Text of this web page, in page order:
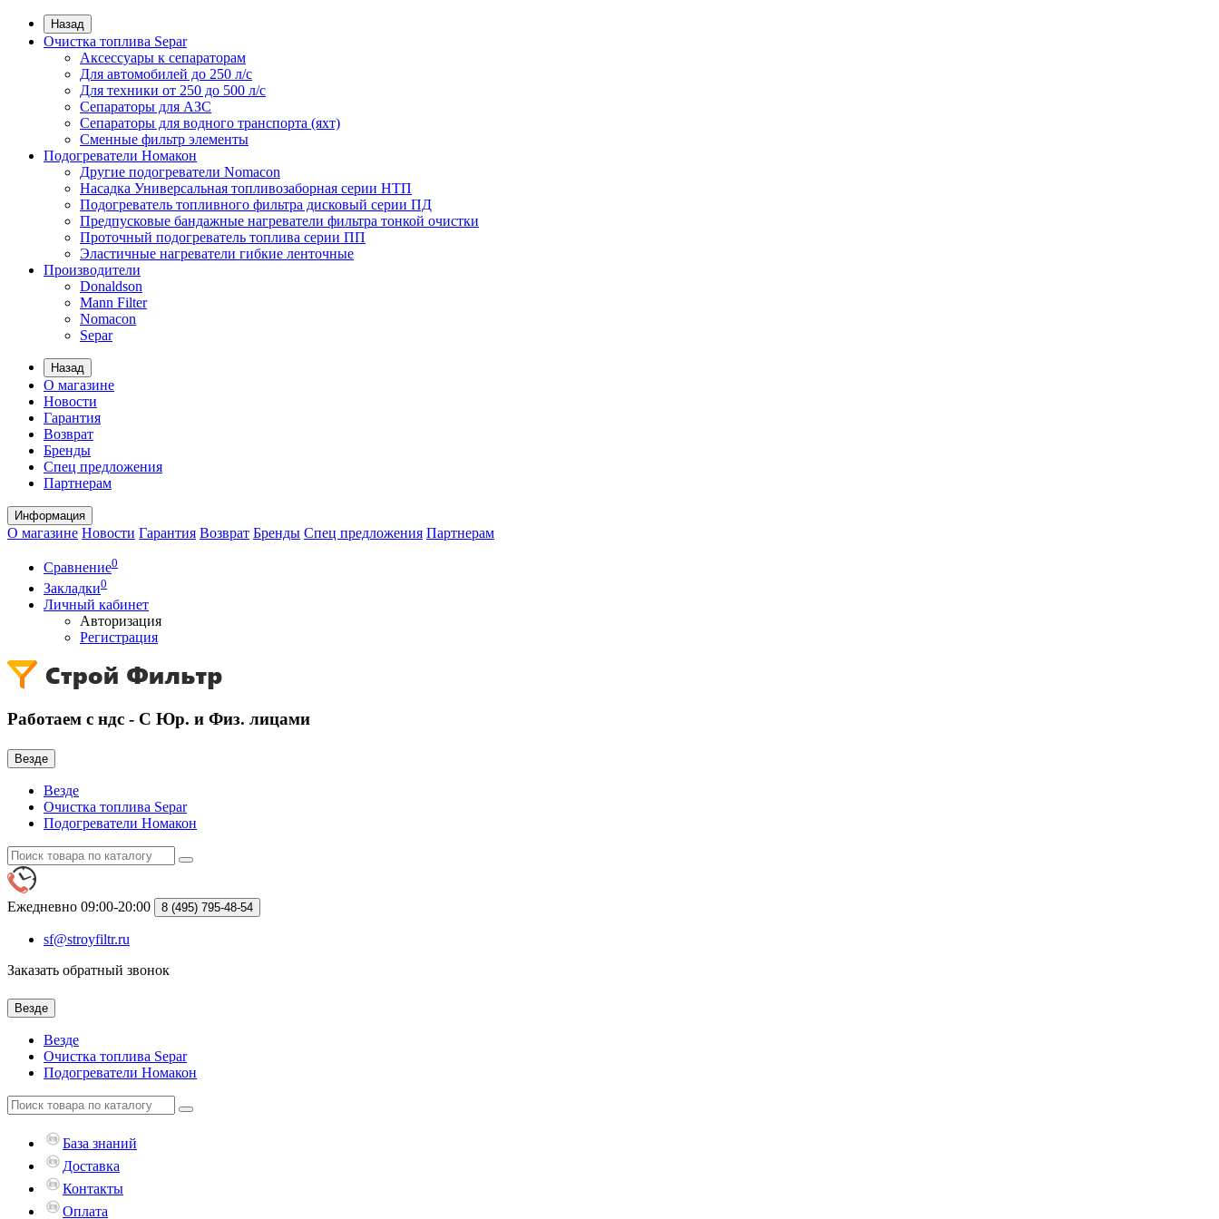
Назад
Очистка топлива Separ
Аксессуары к сепараторам
Для автомобилей до 250 л/с
Для техники от 250 до 500 л/с
Сепараторы для АЗС
Сепараторы для водного транспорта (яхт)
Сменные фильтр элементы
Подогреватели Номакон
Другие подогреватели Nomacon
Насадка Универсальная топливозаборная серии НТП
Подогреватель топливного фильтра дисковый серии ПД
Предпусковые бандажные нагреватели фильтра тонкой очистки
Проточный подогреватель топлива серии ПП
Эластичные нагреватели гибкие ленточные
Производители
Donaldson
Mann Filter
Nomacon
Separ
Назад
О магазине
Новости
Гарантия
Возврат
Бренды
Спец предложения
Партнерам
Информация
О магазине Новости Гарантия Возврат Бренды Спец предложения Партнерам
Сравнение0
Закладки0
Личный кабинет
Авторизация
Регистрация
Работаем с ндс - С Юр. и Физ. лицами
Везде
Везде
Очистка топлива Separ
Подогреватели Номакон
Ежедневно 09:00-20:00 8 (495) 795-48-54
sf@stroyfiltr.ru
Заказать обратный звонок
Везде
Везде
Очистка топлива Separ
Подогреватели Номакон
База знаний
Доставка
Контакты
Оплата